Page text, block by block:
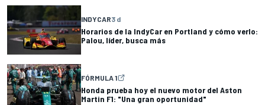
INDYCAR3 d
Horarios de la IndyCar en Portland y cómo verlo:
Palou, líder, busca más
FÓRMULA 1
Honda prueba hoy el nuevo motor del Aston
Martin F1: "Una gran oportunidad"